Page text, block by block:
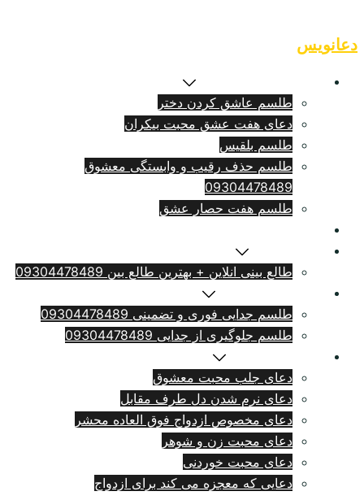
to
content
دعانویس
طلسم عاشق کردن دختر
دعای هفت عشق محبت بیکران
طلسم بلقيس
طلسم حذف رقیب و وابستگی معشوق
09304478489
طلسم هفت حصار عشق
طالع بینی انلاین + بهترین طالع بین 09304478489
طلسم جدایی فوری و تضمینی 09304478489
طلسم جلوگیری از جدایی 09304478489
دعای جلب محبت معشوق
دعای نرم شدن دل طرف مقابل
دعای مخصوص ازدواج فوق العاده محشر
دعای محبت زن و شوهر
دعای محبت خوردنی
دعایی که معجزه می کند برای ازدواج